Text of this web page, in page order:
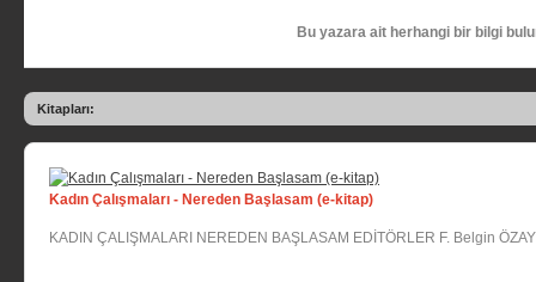
Bu yazara ait herhangi bir bilgi
Kitapları:
Kadın Çalışmaları - Nereden Başlasam (e-kitap)
KADIN ÇALIŞMALARI NEREDEN BAŞLASAM EDİTÖRLER F. Belgin